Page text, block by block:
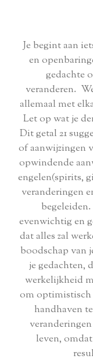
Je begint aan
en
gedachte
veranderen.
allemaal met
Let op wat je
Dit getal 21
of aanwijzingen
opwindende
engelen(spirits,
veranderingen
evenwichtig en
dat alles zal
boodschap van
je gedachten,
werkelijkheid
om optimistisch
handhaven
leven,